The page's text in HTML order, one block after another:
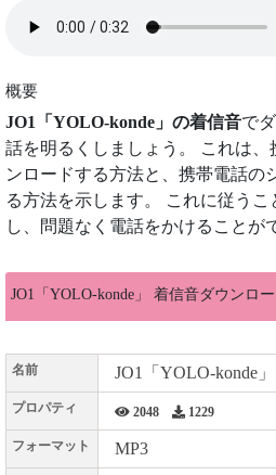
概要
JO1「YOLO-konde」の着信音で
話を明るくしましょう。 これは
ンロードする方法と、携帯電話の
る方法を示します。 これに従う
し、問題なく電話をかけることが
JO1「YOLO-konde」 着信音ダウンロ
名前 JO1「YOLO-konde」
プロパティ 2048 1229
フォーマット MP3